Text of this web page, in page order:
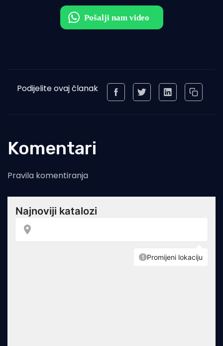
Podijelite ovaj članak
Komentari
Pravila komentiranja